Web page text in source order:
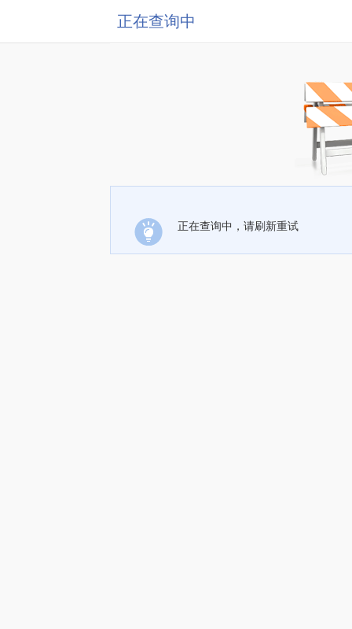
正在查询中
正在查询中，请刷新重试